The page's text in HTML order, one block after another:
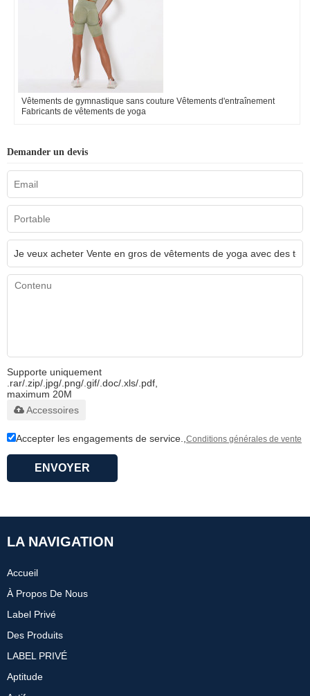
Vêtements de gymnastique sans couture Vêtements d'entraînement
Fabricants de vêtements de yoga
Demander un devis
Supporte uniquement
.rar/.zip/.jpg/.png/.gif/.doc/.xls/.pdf,
maximum 20M
Accessoires
Accepter les engagements de service., Conditions générales de vente
ENVOYER
LA NAVIGATION
Accueil
À Propos De Nous
Label Privé
Des Produits
LABEL PRIVÉ
Aptitude